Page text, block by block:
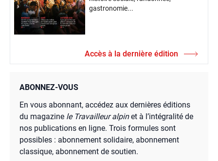
gastronomie...
Accès à la dernière édition
ABONNEZ-VOUS
En vous abonnant, accédez aux dernières éditions
du magazine le Travailleur alpinet à l’intégralité de
nos publications en ligne. Trois formules sont
possibles : abonnement solidaire, abonnement
classique, abonnement de soutien.